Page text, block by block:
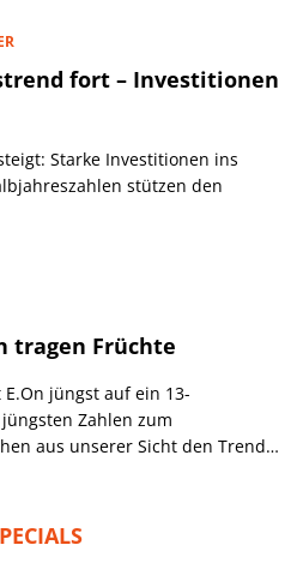
fort – Investitionen
Starke Investitionen ins
stützen den
tragen Früchte
jüngst auf ein 13-
Zahlen zum
aus unserer Sicht den Trend,